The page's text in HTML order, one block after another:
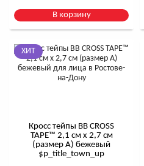
В корзину
ХИТ
Кросс тейпы BB CROSS
TAPE™ 2,1 см x 2,7 см
(размер А) бежевый
$р_title_town_up